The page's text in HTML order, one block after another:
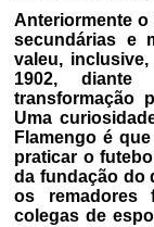
Anteriormente
secundárias e
valeu,
1902,
transformação
Uma
Flamengo é
praticar o
da fundação do
os remadores
colegas de